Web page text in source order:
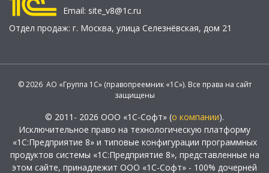
Email: site_v8@1c.ru
Отдел продаж: г. Москва, улица Селезнёвская, дом 21
© 2026 АО «Группа 1С» (правопреемник «1С»). Все права на сайт
защищены
© 2011- 2026 ООО «1С-Софт» (о компании).
Исключительное право на технологическую платформу
«1С:Предприятие 8» и типовые конфигурации программных
продуктов системы «1С:Предприятие 8», представленные на
этом сайте, принадлежит ООО «1С-Софт» - 100% дочерней